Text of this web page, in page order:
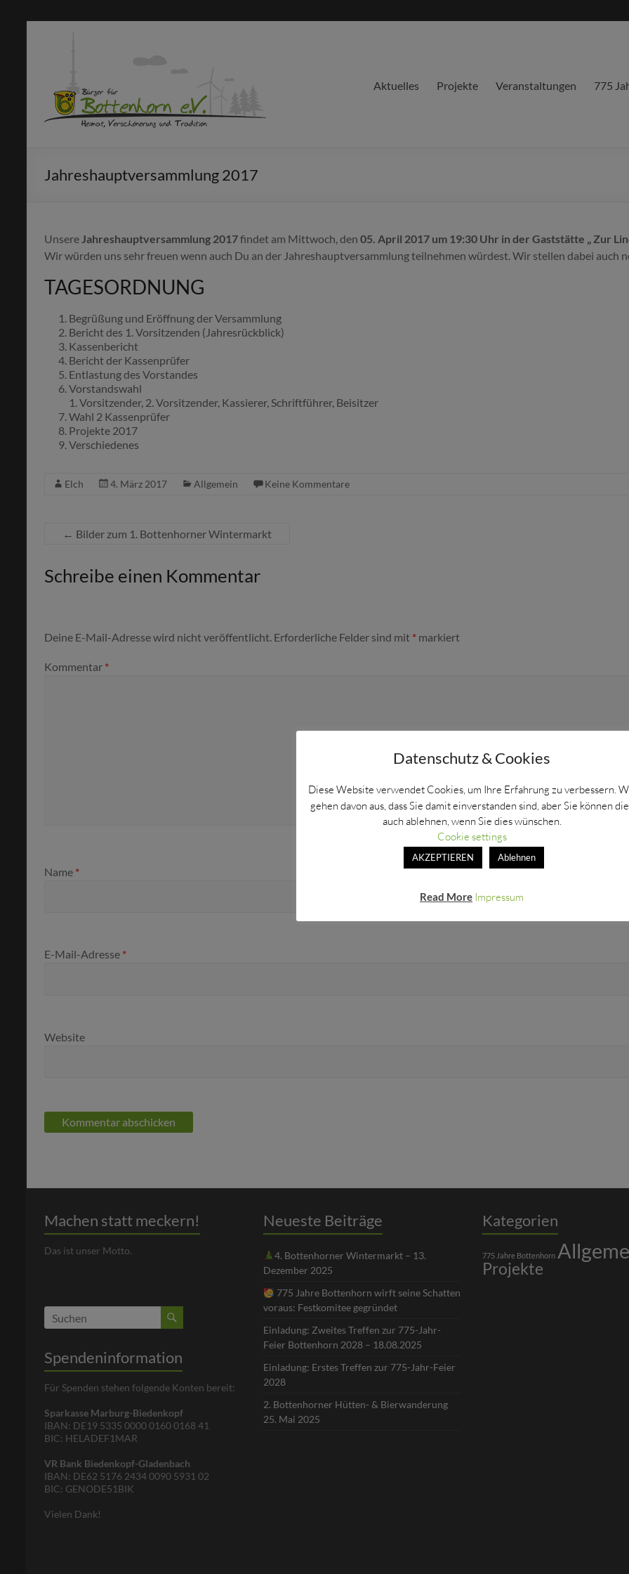
Bottenhorn
e.V.
statt
Aktuelles Projekte Veranstaltungen 775
Jahreshauptversammlung 2017
Unsere Jahreshauptversammlung 2017findet am Mittwoch, den 05. April 2017 um 19:30 Uhr in der Gaststätte „ Zur
Wir würden uns sehr freuen wenn auch Du an der Jahreshauptversammlung teilnehmen würdest. Wir stellen dabei auch
TAGESORDNUNG
Begrüßung und Eröffnung der Versammlung
Bericht des 1. Vorsitzenden (Jahresrückblick)
Kassenbericht
Bericht der Kassenprüfer
Entlastung des Vorstandes
Vorstandswahl
1. Vorsitzender, 2. Vorsitzender, Kassierer, Schriftführer, Beisitzer
Wahl 2 Kassenprüfer
Projekte 2017
Verschiedenes
Elch 4. März 2017 Allgemein Keine Kommentare
← Bilder zum 1. Bottenhorner Wintermarkt
Schreibe einen Kommentar
Deine E-Mail-Adresse wird nicht veröffentlicht. Erforderliche Felder sind mit * markiert
Kommentar *
Name *
E-Mail-Adresse *
Website
Machen statt meckern!
Das ist unser Motto.
Spendeninformation
Für Spenden stehen folgende Konten bereit:
Sparkasse Marburg-Biedenkopf
IBAN: DE19 5335 0000 0160 0168 41
BIC: HELADEF1MAR
VR Bank Biedenkopf-Gladenbach
IBAN: DE62 5176 2434 0090 5931 02
BIC: GENODE51BIK
Vielen Dank!
Neueste Beiträge
4. Bottenhorner Wintermarkt – 13.
Dezember 2025
775 Jahre Bottenhorn wirft seine Schatten
voraus: Festkomitee gegründet
Einladung: Zweites Treffen zur 775-Jahr-
Feier Bottenhorn 2028 – 18.08.2025
Einladung: Erstes Treffen zur 775-Jahr-Feier
2028
2. Bottenhorner Hütten- & Bierwanderung
25. Mai 2025
Kategorien
775 Jahre Bottenhorn
Projekte
Datenschutz & Cookies
Diese Website verwendet Cookies, um Ihre Erfahrung zu verbessern.
gehen davon aus, dass Sie damit einverstanden sind, aber Sie können
auch ablehnen, wenn Sie dies wünschen.
Cookie settings
AKZEPTIEREN Ablehnen
Read More Impressum